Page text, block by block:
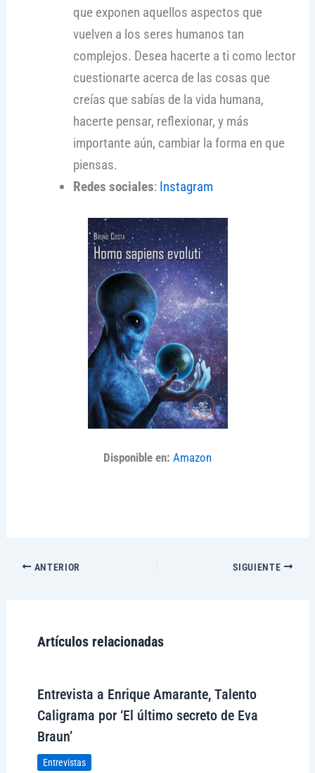
que exponen aquellos aspectos que
vuelven a los seres humanos tan
complejos. Desea hacerte a ti como lector
cuestionarte acerca de las cosas que
creías que sabías de la vida humana,
hacerte pensar, reflexionar, y más
importante aún, cambiar la forma en que
piensas.
Redes sociales: Instagram
Disponible en: Amazon
ANTERIOR SIGUIENTE
Artículos relacionadas
Entrevista a Enrique Amarante, Talento
Caligrama por ‘El último secreto de Eva
Braun’
Entrevistas